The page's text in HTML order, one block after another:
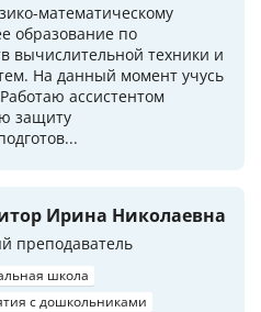
математическому
образование по
вычислительной техники и
На данный момент учусь
ассистентом
защиту
Ирина Николаевна
преподаватель
школа
с дошкольниками